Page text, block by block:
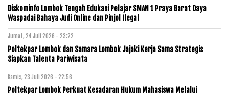
Diskominfo Lombok Tengah Edukasi Pelajar SMAN 1 Praya Barat Daya
Waspadai Bahaya Judi Online dan Pinjol Ilegal
Jumat, 24 Juli 2026 - 23:22
Poltekpar Lombok dan Samara Lombok Jajaki Kerja Sama Strategis
Siapkan Talenta Pariwisata
Kamis, 23 Juli 2026 - 22:56
Poltekpar Lombok Perkuat Kesadaran Hukum Mahasiswa Melalui